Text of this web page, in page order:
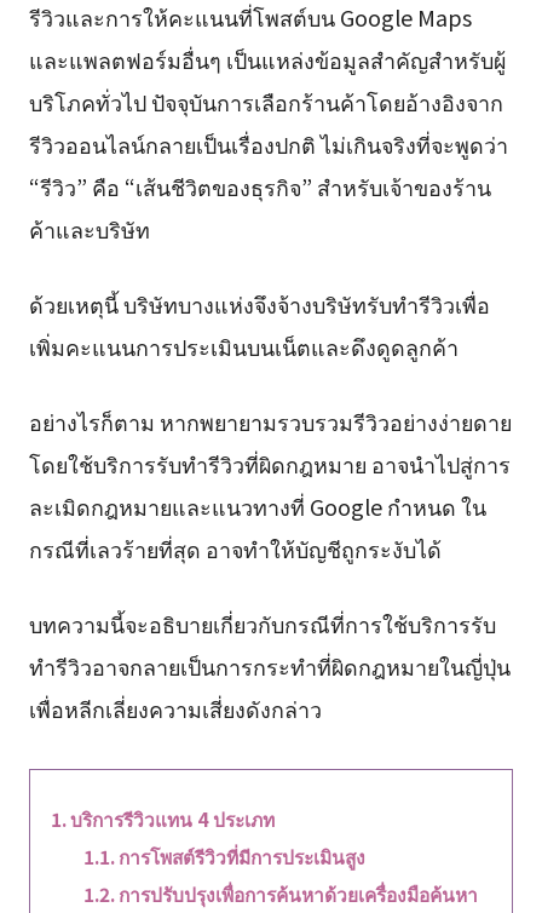
รีวิวและการให้คะแนนที่โพสต์บน Google Maps
และแพลตฟอร์มอื่นๆ เป็นแหล่งข้อมูลสำคัญสำหรับผู้
บริโภคทั่วไป ปัจจุบันการเลือกร้านค้าโดยอ้างอิงจาก
รีวิวออนไลน์กลายเป็นเรื่องปกติ ไม่เกินจริงที่จะพูดว่า
“รีวิว” คือ “เส้นชีวิตของธุรกิจ” สำหรับเจ้าของร้าน
ค้าและบริษัท
ด้วยเหตุนี้ บริษัทบางแห่งจึงจ้างบริษัทรับทำรีวิวเพื่อ
เพิ่มคะแนนการประเมินบนเน็ตและดึงดูดลูกค้า
อย่างไรก็ตาม หากพยายามรวบรวมรีวิวอย่างง่ายดาย
โดยใช้บริการรับทำรีวิวที่ผิดกฎหมาย อาจนำไปสู่การ
ละเมิดกฎหมายและแนวทางที่ Google กำหนด ใน
กรณีที่เลวร้ายที่สุด อาจทำให้บัญชีถูกระงับได้
บทความนี้จะอธิบายเกี่ยวกับกรณีที่การใช้บริการรับ
ทำรีวิวอาจกลายเป็นการกระทำที่ผิดกฎหมายในญี่ปุ่น
เพื่อหลีกเลี่ยงความเสี่ยงดังกล่าว
บริการรีวิวแทน 4 ประเภท
การโพสต์รีวิวที่มีการประเมินสูง
การปรับปรุงเพื่อการค้นหาด้วยเครื่องมือค้นหา